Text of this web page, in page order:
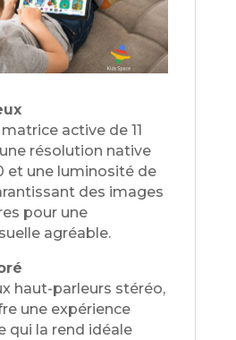
matrice active de 11
résolution native
et une luminosité de
des images
pour une
agréable.
haut-parleurs stéréo,
une expérience
qui la rend idéale